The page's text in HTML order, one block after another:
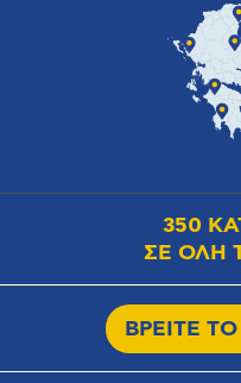
350
ΣΕ ΟΛΗ
ΒΡΕΙΤΕ